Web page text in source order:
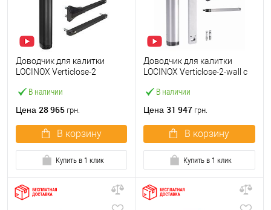
В наличии
Доводчик для калитки
LOCINOX Verticlose-2
Цена 28 965 грн.
В корзину
Купить в 1 клик
В наличии
Доводчик для калитки
LOCINOX Verticlose-2-wall с
Цена 31 947 грн.
В корзину
Купить в 1 клик